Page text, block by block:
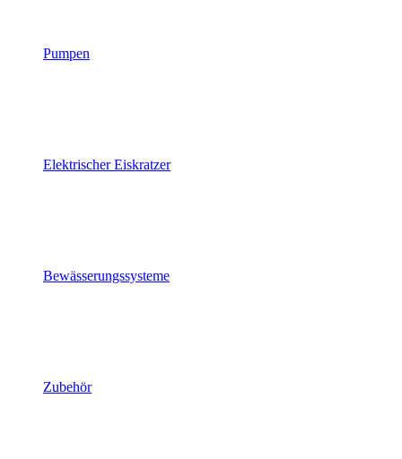
Pumpen
Elektrischer Eiskratzer
Bewässerungssysteme
Zubehör